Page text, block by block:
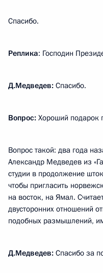
Спасибо.
Реплика: Господин
Д.Медведев: Спасибо.
Вопрос: Хороший подарок
Вопрос такой: два года
Александр Медведев из
студии в продолжение
чтобы пригласить
на восток, на Ямал.
двусторонних отношений
подобных размышлений,
Д.Медведев: Спасибо за